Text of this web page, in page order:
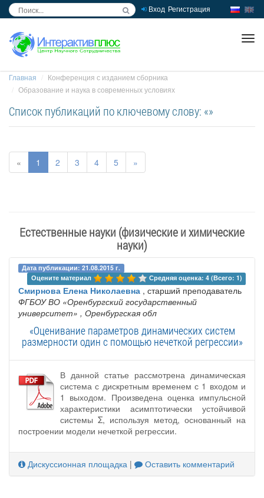
Вход Регистрация
Главная
Конференция с изданием сборника
Образование и наука в современных условиях
Список публикаций по ключевому слову: «»
« 1 2 3 4 5 »
Естественные науки (физические и химические
науки)
Дата публикации: 21.08.2015 г.
Оцените материал
Средняя оценка: 4 (Всего: 1)
Смирнова Елена Николаевна , старший преподаватель
ФГБОУ ВО «Оренбургский государственный
университет» , Оренбургская обл
«Оценивание параметров динамических систем
размерности один с помощью нечеткой регрессии»
В данной статье рассмотрена динамическая
система с дискретным временем с 1 входом и
1 выходом. Произведена оценка импульсной
характеристики асимптотически устойчивой
системы Σ, используя метод, основанный на
построении модели нечеткой регрессии.
Дискуссионная площадка | Оставить комментарий